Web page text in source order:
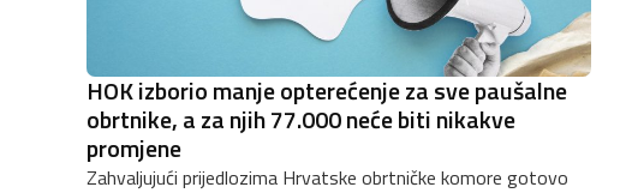
HOK izborio manje opterećenje za sve paušalne
obrtnike, a za njih 77.000 neće biti nikakve
promjene
Zahvaljujući prijedlozima Hrvatske obrtničke komore gotovo